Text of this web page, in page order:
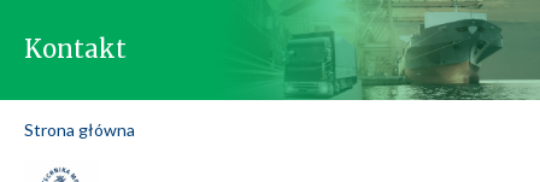
Kontakt
Strona główna